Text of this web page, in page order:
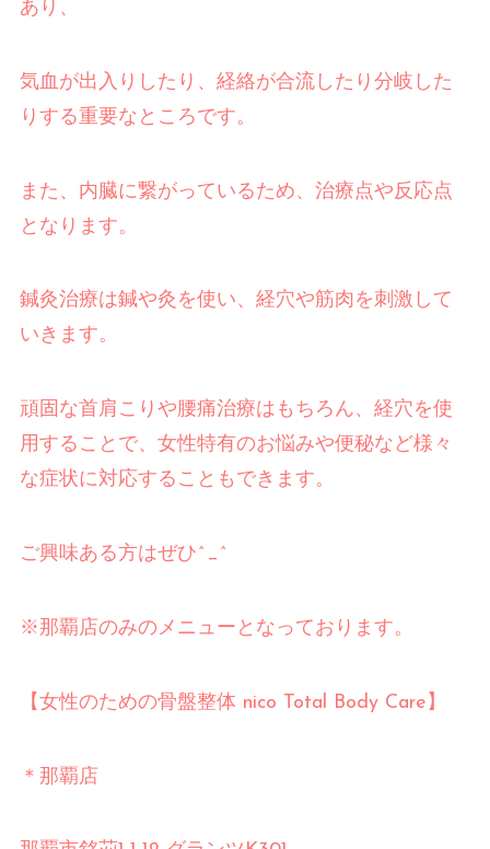
あり、
気血が出入りしたり、経絡が合流したり分岐した
りする重要なところです。
また、内臓に繋がっているため、治療点や反応点
となります。
鍼灸治療は鍼や灸を使い、経穴や筋肉を刺激して
いきます。
頑固な首肩こりや腰痛治療はもちろん、経穴を使
用することで、女性特有のお悩みや便秘など様々
な症状に対応することもできます。
ご興味ある方はぜひ^_^
※那覇店のみのメニューとなっております。
【女性のための骨盤整体 nico Total Body Care 】
＊那覇店